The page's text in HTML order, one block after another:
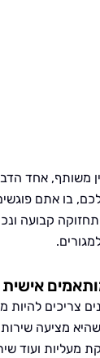
משותף, אחד
בו אתם
קבועה
אישית
צריכים
שהיא מציעה
מעליות ועוד